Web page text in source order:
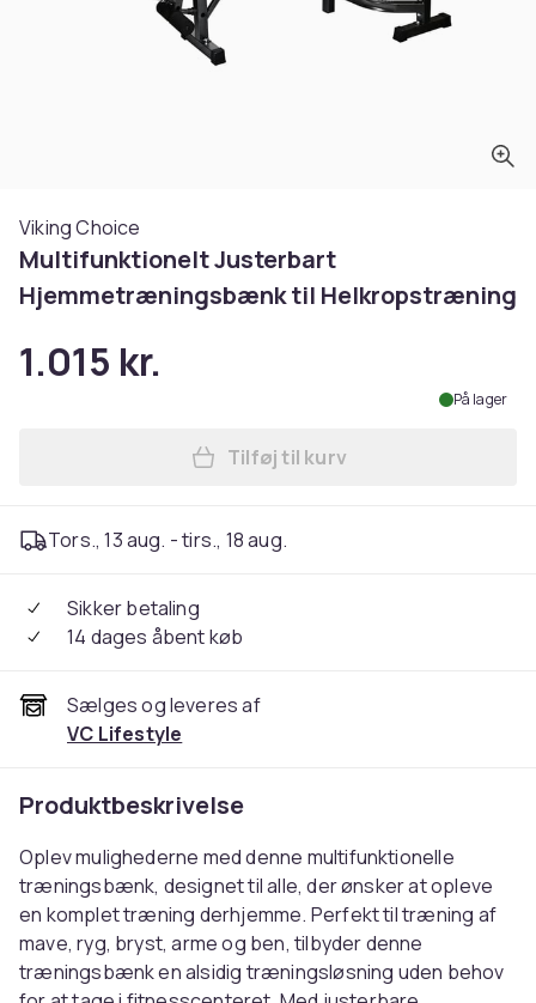
Viking Choice
Multifunktionelt Justerbart
Hjemmetræningsbænk til Helkropstræning
1.015 kr.
På lager
Læg Multifunktionelt
Tilføj til kurv
Tors., 13 aug. - tirs., 18 aug.
Sikker betaling
14 dages åbent køb
Sælges og leveres af
VC Lifestyle
Produktbeskrivelse
Oplev mulighederne med denne multifunktionelle
træningsbænk, designet til alle, der ønsker at opleve
en komplet træning derhjemme. Perfekt til træning af
mave, ryg, bryst, arme og ben, tilbyder denne
træningsbænk en alsidig træningsløsning uden behov